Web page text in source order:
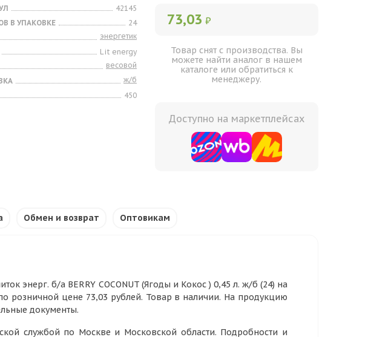
42145
В УПАКОВКЕ
24
энергетик
Lit energy
весовой
ж/б
450
73,03 ₽
Товар снят с производства. Вы
можете найти аналог в нашем
каталоге или обратиться к
менеджеру.
Доступно на маркетплейсах
Обмен и возврат Оптовикам
энерг. б/а BERRY COCONUT (Ягоды и Кокос ) 0,45 л. ж/б (24) на
розничной цене 73,03 рублей. Товар в наличии. На продукцию
документы.
службой по Москве и Московской области. Подробности и